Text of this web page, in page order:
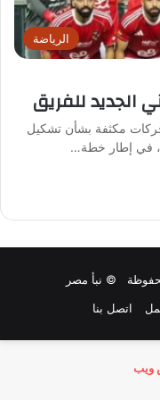
الرياضة
الجديد للفريق
مكثفة بشأن تشكيل
في إطار خطة…
اتصل بنا
ويب